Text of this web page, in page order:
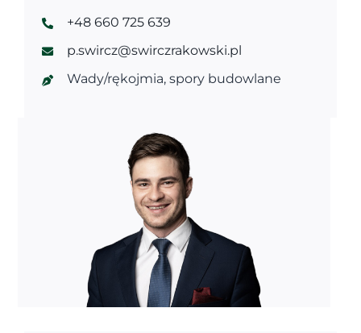
+48 660 725 639
p.swircz@swirczrakowski.pl
Wady/rękojmia, spory budowlane